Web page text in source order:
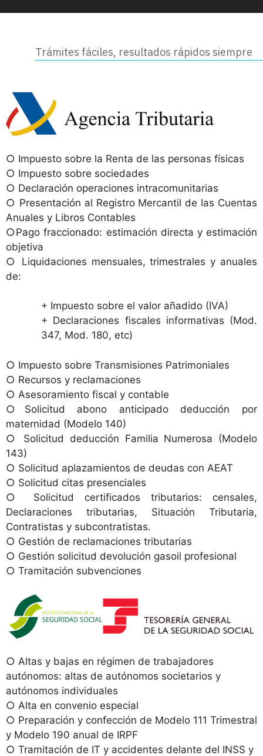
Trámites fáciles, resultados rápidos siempre
○ Impuesto sobre la Renta de las personas físicas
○ Impuesto sobre sociedades
○ Declaración operaciones intracomunitarias
○ Presentación al Registro Mercantil de las Cuentas
Anuales y Libros Contables
○Pago fraccionado: estimación directa y estimación
objetiva
○ Liquidaciones mensuales, trimestrales y anuales
de:
+ Impuesto sobre el valor añadido (IVA)
+ Declaraciones fiscales informativas (Mod.
347, Mod. 180, etc)
○ Impuesto sobre Transmisiones Patrimoniales
○ Recursos y reclamaciones
○ Asesoramiento fiscal y contable
○Solicitud abono anticipado deducción por
maternidad (Modelo 140)
○ Solicitud deducción Familia Numerosa (Modelo
143)
○ Solicitud aplazamientos de deudas con AEAT
○ Solicitud citas presenciales
○ Solicitud certificados tributarios: censales,
Declaraciones tributarias, Situación Tributaria,
Contratistas y subcontratistas.
○ Gestión de reclamaciones tributarias
○ Gestión solicitud devolución gasoil profesional
○ Tramitación subvenciones
○ Altas y bajas en régimen de trabajadores
autónomos: altas de autónomos societarios y
autónomos individuales
○ Alta en convenio especial
○ Preparación y confección de Modelo 111 Trimestral
y Modelo 190 anual de IRPF
○ Tramitación de IT y accidentes delante del INSS y